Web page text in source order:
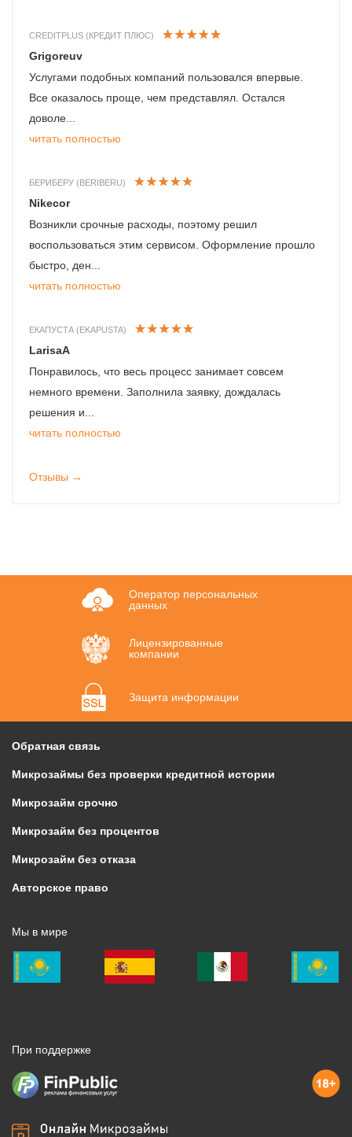
CREDITPLUS (КРЕДИТ ПЛЮС)
Grigoreuv
Услугами подобных компаний пользовался впервые.
Все оказалось проще, чем представлял. Остался
доволе...
читать полностью
БЕРИБЕРУ (BERIBERU)
Nikecor
Возникли срочные расходы, поэтому решил
воспользоваться этим сервисом. Оформление прошло
быстро, ден...
читать полностью
ЕКАПУСТА (EKAPUSTA)
LarisaA
Понравилось, что весь процесс занимает совсем
немного времени. Заполнила заявку, дождалась
решения и...
читать полностью
Отзывы →
Оператор персональных
данных
Лицензированные
компании
Защита информации
Обратная связь
Микрозаймы без проверки кредитной истории
Микрозайм срочно
Микрозайм без процентов
Микрозайм без отказа
Авторское право
Мы в мире
При поддержке